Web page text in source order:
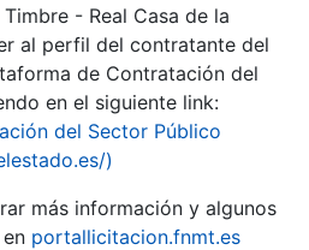
- Real Casa de la
al perfil del contratante del
de Contratación del
en el siguiente link:
del Sector Público
)
más información y algunos
portallicitacion.fnmt.es